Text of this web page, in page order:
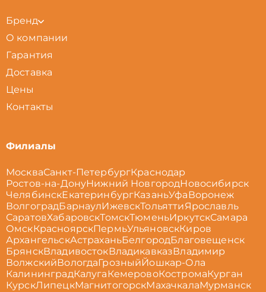
Бренд
О компании
Гарантия
Доставка
Цены
Контакты
Филиалы
МоскваСанкт-ПетербургКраснодар
Ростов-на-ДонуНижний НовгородНовосибирск
ЧелябинскЕкатеринбургКазаньУфа Воронеж
ВолгоградБарнаулИжевскТольяттиЯрославль
СаратовХабаровскТомскТюменьИркутскСамара
ОмскКрасноярскПермьУльяновскКиров
АрхангельскАстраханьБелгородБлаговещенск
БрянскВладивостокВладикавказВладимир
ВолжскийВологдаГрозныйЙошкар-Ола
КалининградКалуга КемеровоКостромаКурган
КурскЛипецкМагнитогорскМахачкалаМурманск